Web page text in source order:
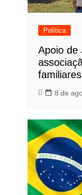
Política
Apoio de
8 de